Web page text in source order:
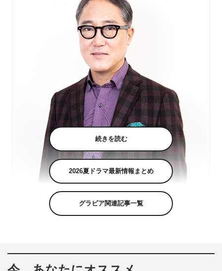
佐野史郎が2020年1月14日（火）スタートの向井理主演
続きを読む
2026夏ドラマ最新情報まとめ
グラビア関連記事一覧